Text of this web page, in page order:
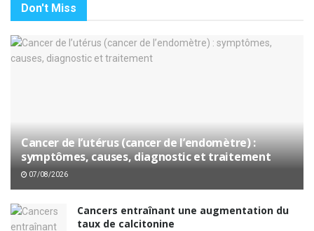
Don't Miss
Cancer de l’utérus (cancer de l’endomètre) :
symptômes, causes, diagnostic et traitement
07/08/2026
Cancers entraînant une augmentation du
taux de calcitonine